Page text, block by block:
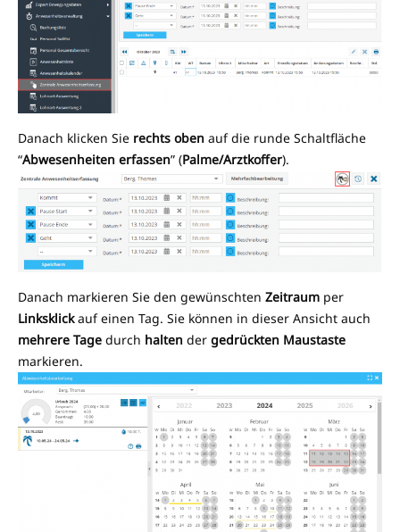
Danach klicken Sie rechts oben auf die runde Schaltfläche
“Abwesenheiten erfassen” (Palme/Arztkoffer).
Danach markieren Sie den gewünschten Zeitraum per
Linksklickauf einen Tag. Sie können in dieser Ansicht auch
mehrere Tage durch halten der gedrückten Maustaste
markieren.